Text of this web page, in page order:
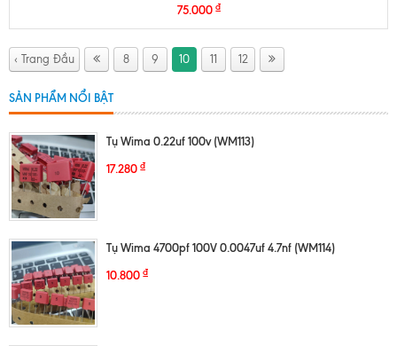
75.000 ₫
‹ Trang Đầu 8 9 10 11 12
SẢN PHẨM NỔI BẬT
Tụ Wima 0.22uf 100v (WM113)
17.280 ₫
Tụ Wima 4700pf 100V 0.0047uf 4.7nf (WM114)
10.800 ₫